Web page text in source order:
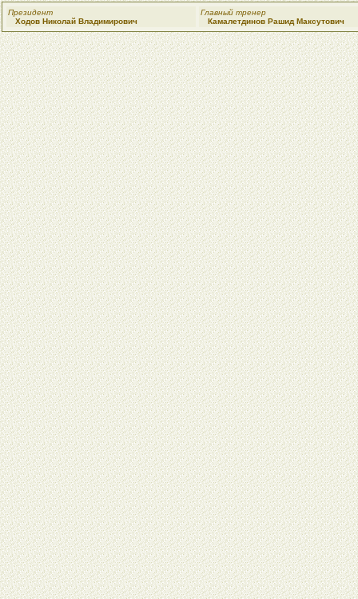
Президент
Ходов Николай Владимирович
Главный тренер
Камалетдинов Рашид Максутович